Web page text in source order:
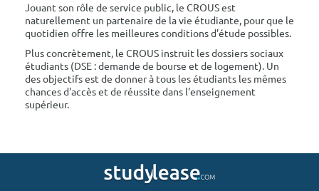
Jouant son rôle de service public, le CROUS est
naturellement un partenaire de la vie étudiante, pour que le
quotidien offre les meilleures conditions d'étude possibles.
Plus concrètement, le CROUS instruit les dossiers sociaux
étudiants (DSE : demande de bourse et de logement). Un
des objectifs est de donner à tous les étudiants les mêmes
chances d'accès et de réussite dans l'enseignement
supérieur.